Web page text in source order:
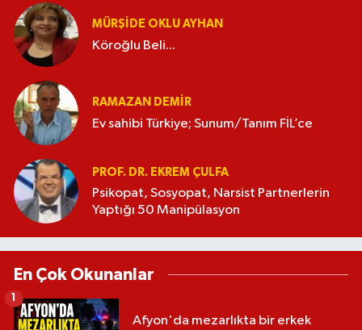
MÜRŞIDE OKLU AYHAN
Köroğlu Beli...
RAMAZAN DEMİR
Ev sahibi Türkiye; Sunum/Tanım FİL’ce
PROF. DR. EKREM ÇULFA
Psikopat, Sosyopat, Narsist Partnerlerin
Yaptığı 50 Manipülasyon
En Çok Okunanlar
Afyon'da mezarlıkta bir erkek
1